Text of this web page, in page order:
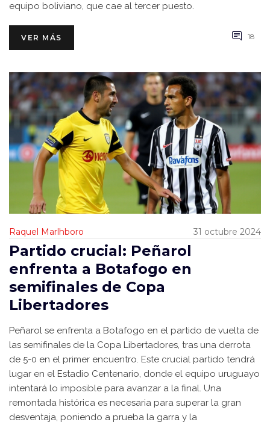
equipo boliviano, que cae al tercer puesto.
VER MÁS 18
Raquel Marlhboro 31 octubre 2024
Partido crucial: Peñarol
enfrenta a Botafogo en
semifinales de Copa
Libertadores
Peñarol se enfrenta a Botafogo en el partido de vuelta de
las semifinales de la Copa Libertadores, tras una derrota
de 5-0 en el primer encuentro. Este crucial partido tendrá
lugar en el Estadio Centenario, donde el equipo uruguayo
intentará lo imposible para avanzar a la final. Una
remontada histórica es necesaria para superar la gran
desventaja, poniendo a prueba la garra y la